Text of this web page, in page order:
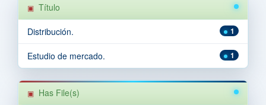
Título
1
Distribución.
1
Estudio de mercado.
Has File(s)